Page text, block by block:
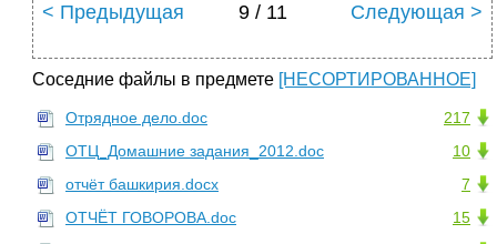
< Предыдущая 9 / 11 Следующая >
Соседние файлы в предмете [НЕСОРТИРОВАННОЕ]
217
Отрядное дело.doc
10
ОТЦ_Домашние задания_2012.doc
7
отчёт башкирия.docx
15
ОТЧЁТ ГОВОРОВА.doc